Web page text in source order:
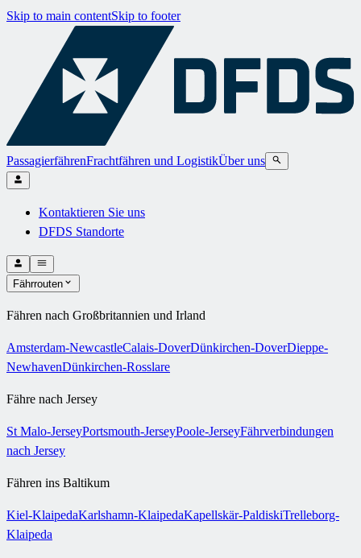
Skip to main contentSkip to footer
PassagierfährenFrachtfähren und LogistikÜber uns
Kontaktieren Sie uns
DFDS Standorte
Fährrouten
Fähren nach Großbritannien und Irland
Amsterdam-NewcastleCalais-DoverDünkirchen-DoverDieppe-
NewhavenDünkirchen-Rosslare
Fähre nach Jersey
St Malo-JerseyPortsmouth-JerseyPoole-JerseyFährverbindungen
nach Jersey
Fähren ins Baltikum
Kiel-KlaipedaKarlshamn-KlaipedaKapellskär-PaldiskiTrelleborg-
Klaipeda